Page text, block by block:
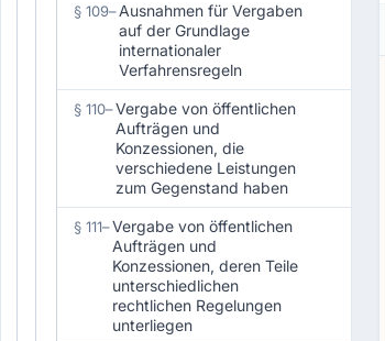
§ 109–Ausnahmen für Vergaben
auf der Grundlage
internationaler
Verfahrensregeln
§ 110–Vergabe von öffentlichen
Aufträgen und
Konzessionen, die
verschiedene Leistungen
zum Gegenstand haben
§ 111–Vergabe von öffentlichen
Aufträgen und
Konzessionen, deren Teile
unterschiedlichen
rechtlichen Regelungen
unterliegen